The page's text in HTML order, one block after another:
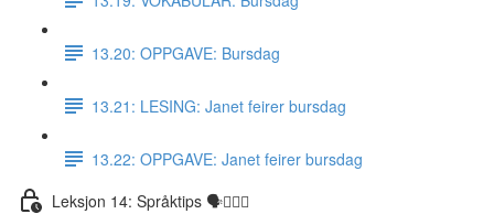
13.20: OPPGAVE: Bursdag
13.21: LESING: Janet feirer bursdag
13.22: OPPGAVE: Janet feirer bursdag
Leksjon 14: Språktips 🗣☝🏼✅